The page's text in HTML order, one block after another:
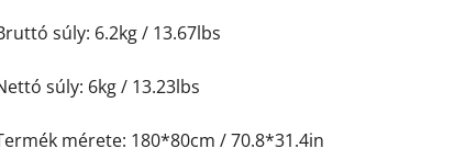
súly: 6.2kg / 13.67lbs
súly: 6kg / 13.23lbs
mérete: 180*80cm / 70.8*31.4in